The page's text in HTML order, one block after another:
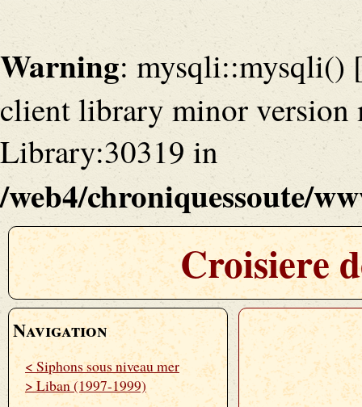
Warning: mysqli::mysqli()
client library minor version
Library:30319 in
/web4/chroniquessoute/
Croisiere
Navigation
< Siphons sous niveau mer
> Liban (1997-1999)